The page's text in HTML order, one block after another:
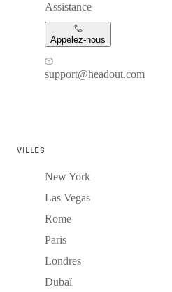
Assistance
Appelez-nous
support@headout.com
VILLES
New York
Las Vegas
Rome
Paris
Londres
Dubaï